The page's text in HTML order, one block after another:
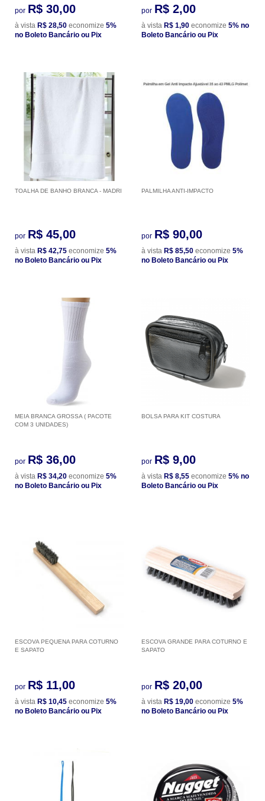
por R$ 30,00
à vista R$ 28,50 economize 5%
no Boleto Bancário ou Pix
por R$ 2,00
à vista R$ 1,90 economize 5% no
Boleto Bancário ou Pix
TOALHA DE BANHO BRANCA - MADRI
por R$ 45,00
à vista R$ 42,75 economize 5%
no Boleto Bancário ou Pix
PALMILHA ANTI-IMPACTO
por R$ 90,00
à vista R$ 85,50 economize 5%
no Boleto Bancário ou Pix
MEIA BRANCA GROSSA ( PACOTE
COM 3 UNIDADES)
por R$ 36,00
à vista R$ 34,20 economize 5%
no Boleto Bancário ou Pix
BOLSA PARA KIT COSTURA
por R$ 9,00
à vista R$ 8,55 economize 5% no
Boleto Bancário ou Pix
ESCOVA PEQUENA PARA COTURNO
E SAPATO
por R$ 11,00
à vista R$ 10,45 economize 5%
no Boleto Bancário ou Pix
ESCOVA GRANDE PARA COTURNO E
SAPATO
por R$ 20,00
à vista R$ 19,00 economize 5%
no Boleto Bancário ou Pix